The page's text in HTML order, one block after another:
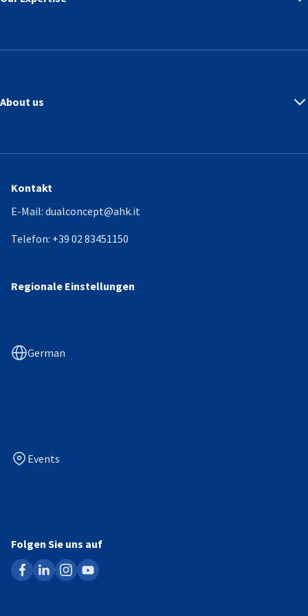
About us
Kontakt
E-Mail: dualconcept@ahk.it
Telefon: +39 02 83451150
Regionale Einstellungen
German
Events
Folgen Sie uns auf
facebook
linkedininstagram
youtube